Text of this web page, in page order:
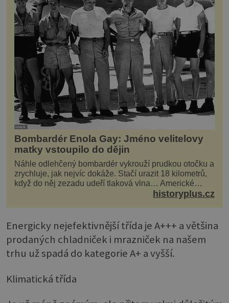
Bombardér Enola Gay: Jméno velitelovy
matky vstoupilo do dějin
Náhle odlehčený bombardér vykrouží prudkou otočku a
zrychluje, jak nejvíc dokáže. Stačí urazit 18 kilometrů,
když do něj zezadu udeří tlaková vlna… Americké
rozhodnutí svrhnout ničivou jadernou bombu ...historyplus.cz
Energicky nejefektivnější třída je A+++ a většina
prodaných chladniček i mrazniček na našem
trhu už spadá do kategorie A+ a vyšší.
Klimatická třída